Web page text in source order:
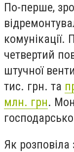
По-перше,
комунікації.
четвертий
штучної
тис. грн. та
млн. грн.
Як